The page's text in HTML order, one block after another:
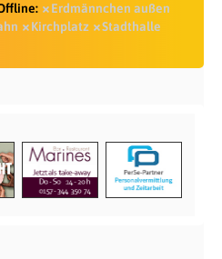
Erdmännchen außen
Kirchplatz
Stadthalle